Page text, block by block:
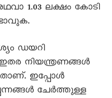
1.03 ലക്ഷം കോടി
ഡയറി
നിയന്ത്രണങ്ങൾ
ഇപ്പോൾ
ചേർത്തുള്ള